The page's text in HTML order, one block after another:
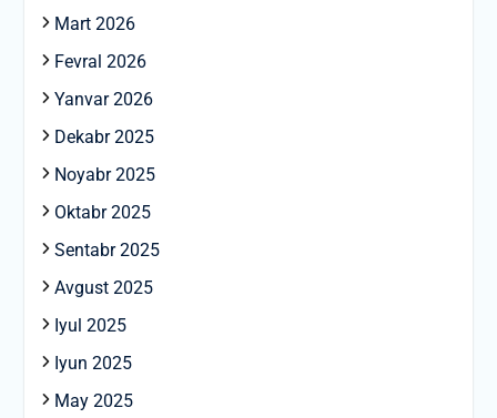
Mart 2026
Fevral 2026
Yanvar 2026
Dekabr 2025
Noyabr 2025
Oktabr 2025
Sentabr 2025
Avgust 2025
Iyul 2025
Iyun 2025
May 2025